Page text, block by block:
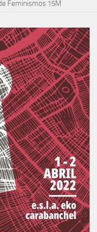
Feminismos 15M